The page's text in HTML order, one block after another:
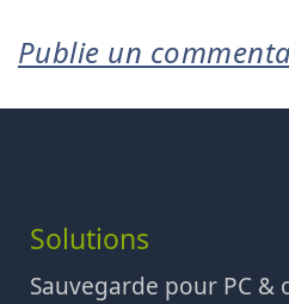
Publie un
Solutions
Sauvegarde pour PC